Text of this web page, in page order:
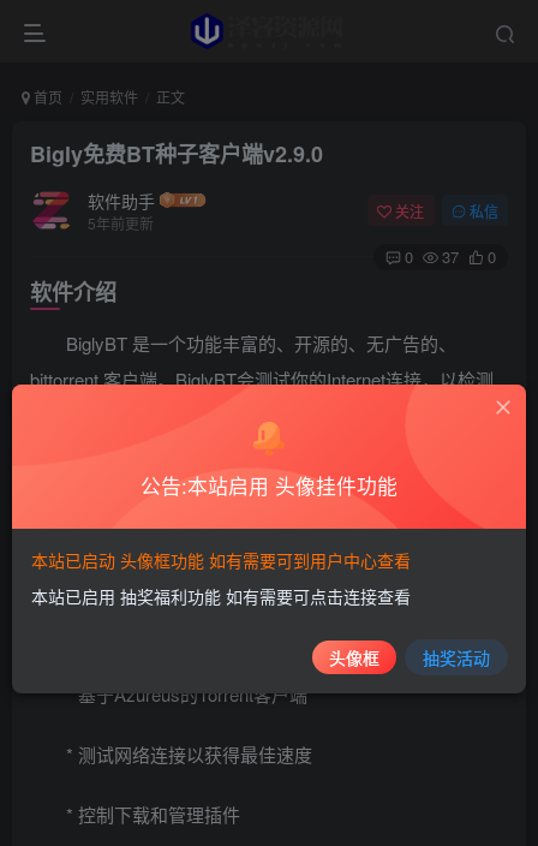
首页 实用软件 正文
Bigly免费BT种子客户端v2.9.0
软件助手
5年前更新
关注 私信
0 37 0
软件介绍
BiglyBT 是一个功能丰富的、开源的、无广告的、
bittorrent 客户端。BiglyBT会测试你的Internet连接，以检测
并应用最佳速度设置，能够更快的帮助用户下载种子，软件
还支持按IP地址过滤源、限制上传和下载的速度等实用的功
* 基于Azureus的Torrent客户端
* 测试网络连接以获得最佳速度
* 控制下载和管理插件
公告:本站启用 头像挂件功能
本站已启动 头像框功能 如有需要可到用户中心查看
本站已启用 抽奖福利功能 如有需要可点击连接查看
头像框 抽奖活动